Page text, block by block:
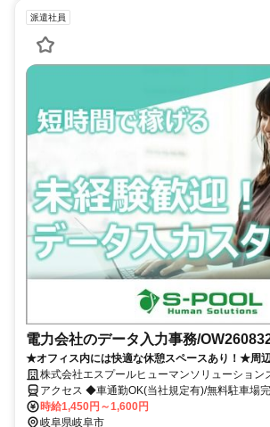
派遣社員
電力会社のデータ入力事務/
★オフィス内には快適な休憩スペースあり！★周
店あり
株式会社エスプールヒューマンソリューション
アクセス ◆車通勤OK(当社規定有)/無料駐車場
「今沢町」「ドリームシアター前」徒歩3分
時給1,450円～1,600円
岐阜県岐阜市